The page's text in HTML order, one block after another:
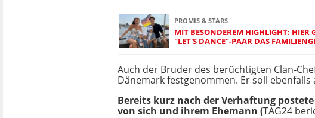
PROMIS & STARS
MIT BESONDEREM HIGHLIGHT: HIER
LET'S DANCE"-PAAR DAS
Auch der Bruder des berüchtigten Clan-
Dänemark festgenommen. Er soll
Bereits kurz nach der Verhaftung
von sich und ihrem Ehemann (TAG24